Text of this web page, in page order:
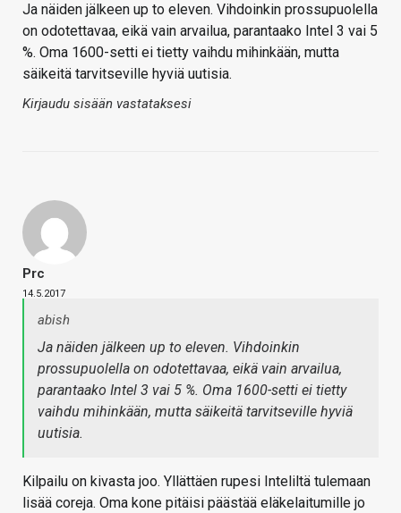
Ja näiden jälkeen up to eleven. Vihdoinkin prossupuolella
on odotettavaa, eikä vain arvailua, parantaako Intel 3 vai 5
%. Oma 1600-setti ei tietty vaihdu mihinkään, mutta
säikeitä tarvitseville hyviä uutisia.
Kirjaudu sisään vastataksesi
Prc
14.5.2017
abish
Ja näiden jälkeen up to eleven. Vihdoinkin
prossupuolella on odotettavaa, eikä vain arvailua,
parantaako Intel 3 vai 5 %. Oma 1600-setti ei tietty
vaihdu mihinkään, mutta säikeitä tarvitseville hyviä
uutisia.
Kilpailu on kivasta joo. Yllättäen rupesi Inteliltä tulemaan
lisää coreja. Oma kone pitäisi päästää eläkelaitumille jo